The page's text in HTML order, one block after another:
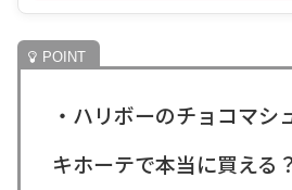
・ハリボーのチョコマシ
キホーテで本当に買える？